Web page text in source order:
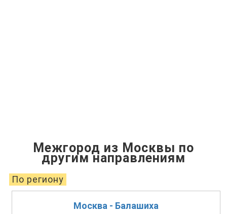
Межгород из Москвы по
другим направлениям
По региону
Москва - Балашиха